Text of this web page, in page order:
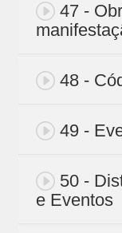
47 -
48 -
49 -
50 -
e Eventos